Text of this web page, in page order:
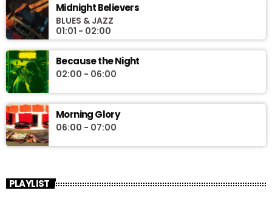
Midnight Believers
BLUES & JAZZ
01:01 - 02:00
Because the Night
02:00 - 06:00
Morning Glory
06:00 - 07:00
PLAYLIST